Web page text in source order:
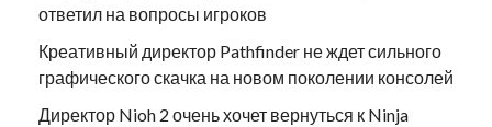
ответил на вопросы игроков
Креативный директор Pathfinder не ждет сильного
графического скачка на новом поколении консолей
Директор Nioh 2 очень хочет вернуться к Ninja